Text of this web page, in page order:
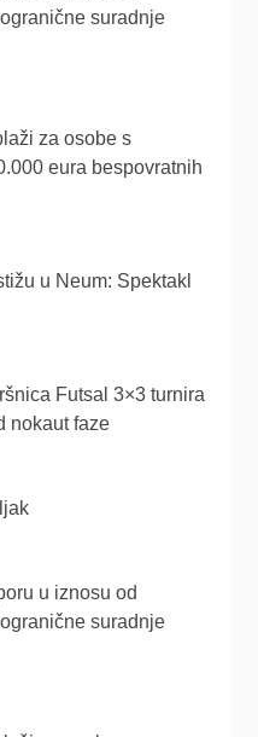
suradnje
za osobe s
eura bespovratnih
u Neum: Spektakl
Futsal 3×3 turnira
nokaut faze
u iznosu od
suradnje